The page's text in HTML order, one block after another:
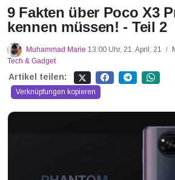
9 Fakten über Poco X3
kennen müssen! - Teil 2
Muhammad Marie 13:00 Uhr, 21. April, 21 /
Tech & Gadget
Artikel teilen:
Verknüpfungen kopieren